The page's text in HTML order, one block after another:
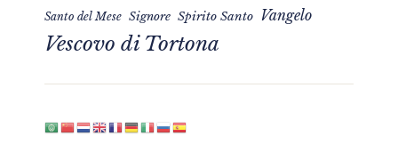
Santo del Mese Signore Spirito Santo Vangelo
Vescovo di Tortona